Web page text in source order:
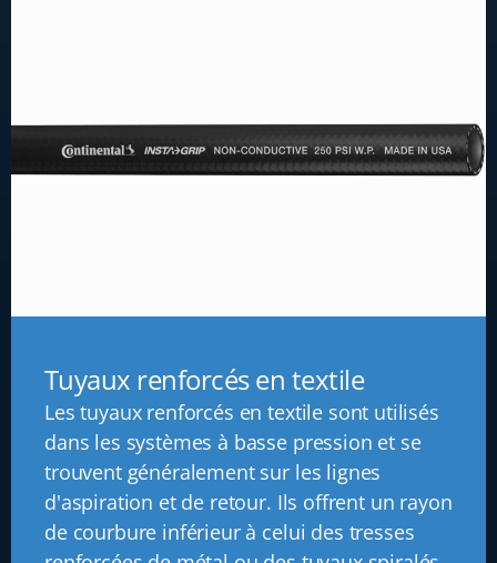
Tuyaux renforcés en textile
Les tuyaux renforcés en textile sont utilisés
dans les systèmes à basse pression et se
trouvent généralement sur les lignes
d'aspiration et de retour. Ils offrent un rayon
de courbure inférieur à celui des tresses